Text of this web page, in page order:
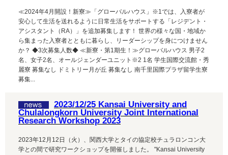
≪2024年4月開設！新寮≫「グローバルハウス」※1では、入寮者が
安心して生活を送れるように日常生活をサポートする「レジデント・
アシスタント（RA）」を追加募集します！ 世界の様々な国・地域か
ら集まった入寮者とともに暮らし、リーダーシップを身につけません
か？ ◆3次募集人数◆ ≪新寮・第1期生！≫グローバルハウス 男子2
名、女子2名、オールジェンダーユニット※2 1名 学生国際交流館・秀
麗寮 募集なし ドミトリー月が丘 募集なし 南千里国際プラザ留学生寮
募集...
2023/12/25 Kansai University and
Chulalongkorn University Joint International
Research Workshop 2023
2023年12月12日（火）、関西大学とタイの協定校チュラロンコン大
学との間で研究ワークショップを開催しました。 "Kansai University